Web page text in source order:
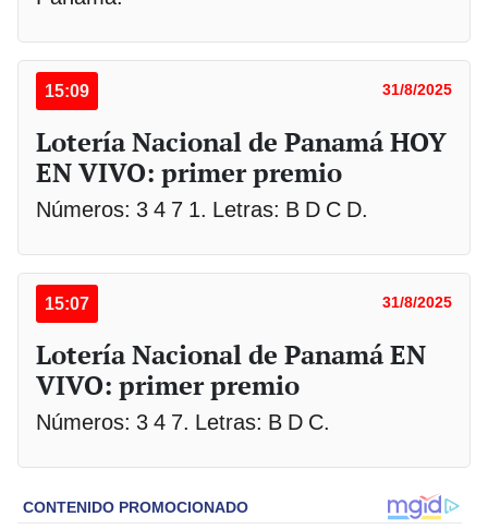
15:09 31/8/2025
Lotería Nacional de Panamá HOY
EN VIVO: primer premio
Números: 3 4 7 1. Letras: B D C D.
15:07 31/8/2025
Lotería Nacional de Panamá EN
VIVO: primer premio
Números: 3 4 7. Letras: B D C.